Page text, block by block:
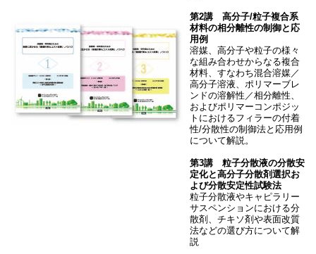
第2講 高分子/粒子複合系
材料の相分離性の制御と応
用例
溶媒、高分子や粒子の様々
な組み合わせからなる複合
材料、すなわち混合溶媒／
高分子溶液、ポリマーブレ
ンドの溶解性／相分離性、
およびポリマーコンポジッ
トにおけるフィラーの付着
性/分散性の制御法と応用例
について解説。
第3講 粒子分散液の分散安
定化と高分子分散剤選択お
よび分散安定性試験法
粒子分散液やキャピラリー
サスペンションにおける分
散剤、チキソ剤や表面改質
法などの選び方について解
説